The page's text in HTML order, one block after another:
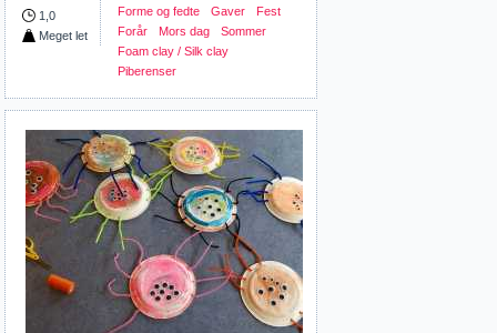
1,0
Meget let
Forme og fedte
Gaver
Fest
Forår
Mors dag
Sommer
Foam clay / Silk clay
Piberenser